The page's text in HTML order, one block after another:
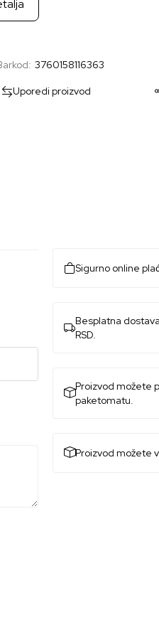
3760158116363
Uporedi proizvod
Sigurno online
Besplatna
RSD.
Proizvod možete
paketomatu.
Proizvod možete